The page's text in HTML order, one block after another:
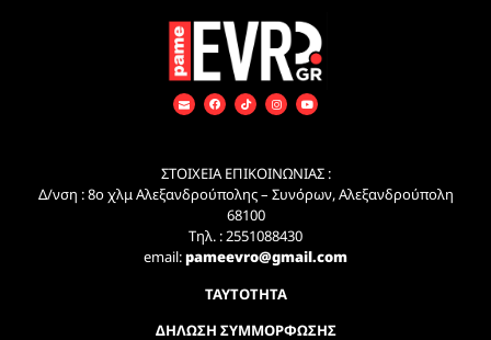
ΣΤΟΙΧΕΙΑ ΕΠΙΚΟΙΝΩΝΙΑΣ :
Δ/νση : 8ο χλμ Αλεξανδρούπολης – Συνόρων, Αλεξανδρούπολη
68100
Τηλ. : 2551088430
email:pameevro@gmail.com
ΤΑΥΤΟΤΗΤΑ
ΔΗΛΩΣΗ ΣΥΜΜΟΡΦΩΣΗΣ